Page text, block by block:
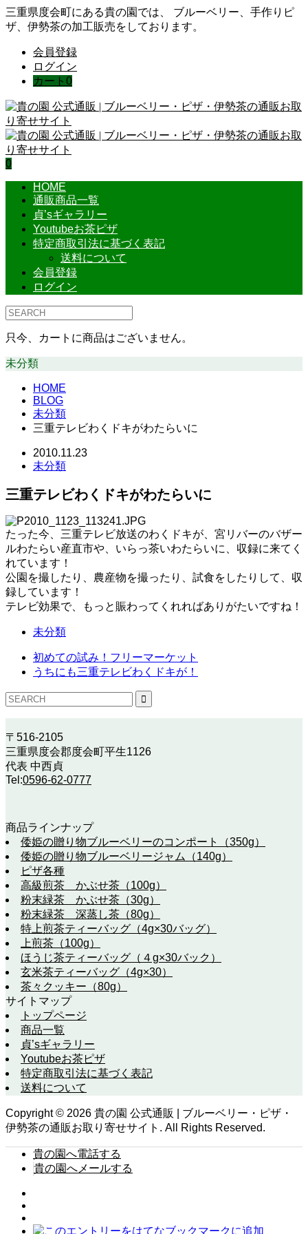
三重県度会町にある貴の園では、 ブルーベリー、手作りピ
ザ、伊勢茶の加工販売をしております。
会員登録
ログイン
カート 0
0
HOME
通販商品一覧
貞’sギャラリー
Youtubeお茶ピザ
特定商取引法に基づく表記
送料について
会員登録
ログイン
只今、カートに商品はございません。
未分類
HOME
BLOG
未分類
三重テレビわくドキがわたらいに
2010.11.23
未分類
三重テレビわくドキがわたらいに
たった今、三重テレビ放送のわくドキが、宮リバーのバザー
ルわたらい産直市や、いらっ茶いわたらいに、収録に来てく
れています！
公園を撮したり、農産物を撮ったり、試食をしたりして、収
録しています！
テレビ効果で、もっと賑わってくれればありがたいですね！
未分類
初めての試み！フリーマーケット
うちにも三重テレビわくドキが！
〒516-2105
三重県度会郡度会町平生1126
代表 中西貞
Tel:0596-62-0777
商品ラインナップ
倭姫の贈り物ブルーベリーのコンポート（350g）
倭姫の贈り物ブルーベリージャム（140g）
ピザ各種
高級煎茶 かぶせ茶（100g）
粉末緑茶 かぶせ茶（30g）
粉末緑茶 深蒸し茶（80g）
特上煎茶ティーバッグ（4g×30バッグ）
上煎茶（100g）
ほうじ茶ティーバッグ（４g×30バック）
玄米茶ティーバッグ（4g×30）
茶々クッキー（80g）
サイトマップ
トップページ
商品一覧
貞’sギャラリー
Youtubeお茶ピザ
特定商取引法に基づく表記
送料について
Copyright © 2026 貴の園 公式通販 | ブルーベリー・ピザ・
伊勢茶の通販お取り寄せサイト. All Rights Reserved.
貴の園へ電話する
貴の園へメールする